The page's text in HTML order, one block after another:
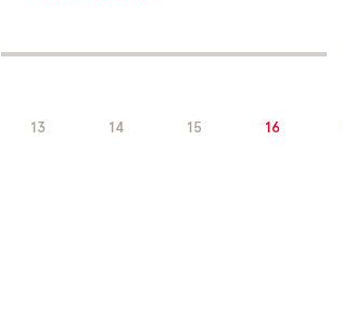
13 14 15 16